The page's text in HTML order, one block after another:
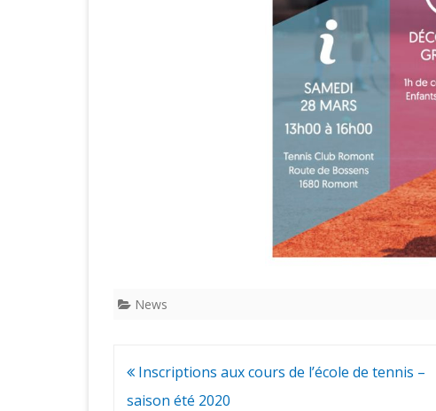
News
Navigation
de
Inscriptions aux cours de l’école de tennis –
saison été 2020